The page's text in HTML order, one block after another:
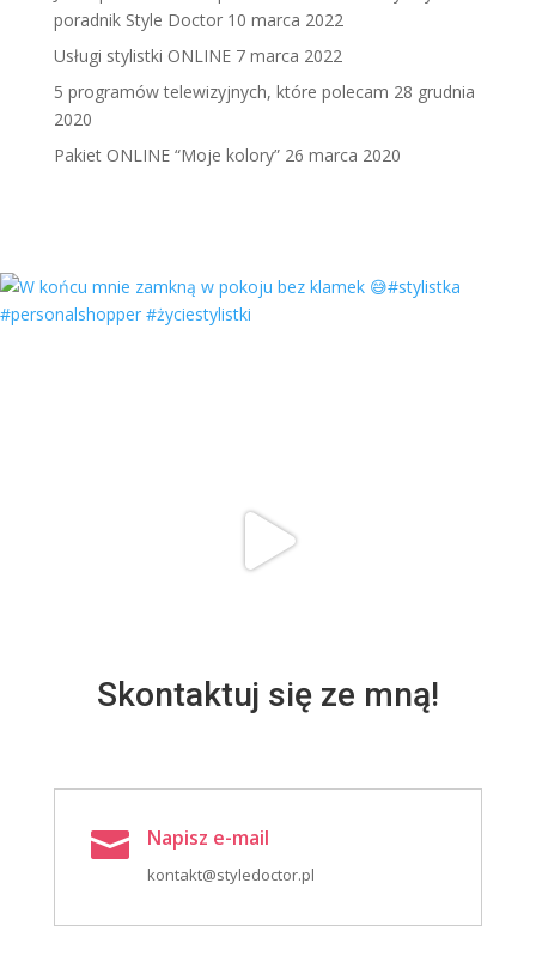
poradnik Style Doctor 10 marca 2022
Usługi stylistki ONLINE 7 marca 2022
5 programów telewizyjnych, które polecam 28 grudnia
2020
Pakiet ONLINE “Moje kolory” 26 marca 2020
Skontaktuj się ze mną!
 Napisz e-mail
kontakt@styledoctor.pl